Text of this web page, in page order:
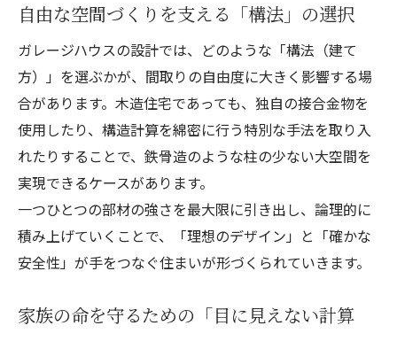
自由な空間づくりを支える「構法」の選択
ガレージハウスの設計では、どのような「構法（建て
方）」を選ぶかが、間取りの自由度に大きく影響する場
合があります。木造住宅であっても、独自の接合金物を
使用したり、構造計算を綿密に行う特別な手法を取り入
れたりすることで、鉄骨造のような柱の少ない大空間を
実現できるケースがあります。
一つひとつの部材の強さを最大限に引き出し、論理的に
積み上げていくことで、「理想のデザイン」と「確かな
安全性」が手をつなぐ住まいが形づくられていきます。
家族の命を守るための「目に見えない計算